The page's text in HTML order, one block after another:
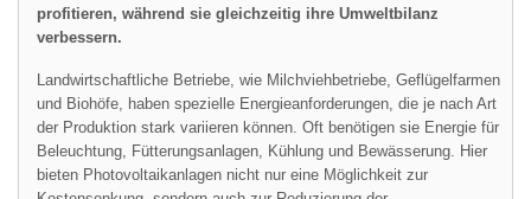
profitieren, während sie gleichzeitig ihre Umweltbilanz
verbessern.
Landwirtschaftliche Betriebe, wie Milchviehbetriebe, Geflügelfarmen
und Biohöfe, haben spezielle Energieanforderungen, die je nach Art
der Produktion stark variieren können. Oft benötigen sie Energie für
Beleuchtung, Fütterungsanlagen, Kühlung und Bewässerung. Hier
bieten Photovoltaikanlagen nicht nur eine Möglichkeit zur